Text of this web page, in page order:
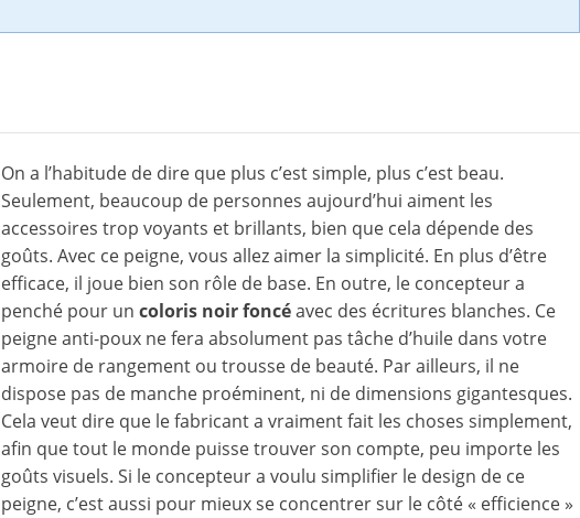
On a l’habitude de dire que plus c’est simple, plus c’est beau.
Seulement, beaucoup de personnes aujourd’hui aiment les
accessoires trop voyants et brillants, bien que cela dépende des
goûts. Avec ce peigne, vous allez aimer la simplicité. En plus d’être
efficace, il joue bien son rôle de base. En outre, le concepteur a
penché pour un coloris noir foncéavec des écritures blanches. Ce
peigne anti-poux ne fera absolument pas tâche d’huile dans votre
armoire de rangement ou trousse de beauté. Par ailleurs, il ne
dispose pas de manche proéminent, ni de dimensions gigantesques.
Cela veut dire que le fabricant a vraiment fait les choses simplement,
afin que tout le monde puisse trouver son compte, peu importe les
goûts visuels. Si le concepteur a voulu simplifier le design de ce
peigne, c’est aussi pour mieux se concentrer sur le côté « efficience »